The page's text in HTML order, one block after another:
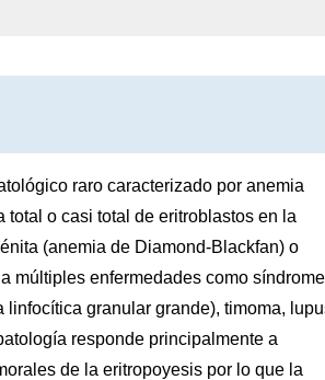
raro caracterizado por anemia
o casi total de eritroblastos en la
(anemia de Diamond-Blackfan) o
múltiples enfermedades como
granular grande), timoma,
responde principalmente a
de la eritropoyesis por lo que la